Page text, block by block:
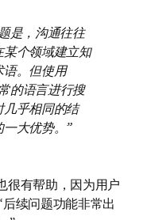
是，沟通往往
个领域建立知
语。但使用
的语言进行搜
几乎相同的结
大优势。
很有帮助，因为用户
续问题功能非常出